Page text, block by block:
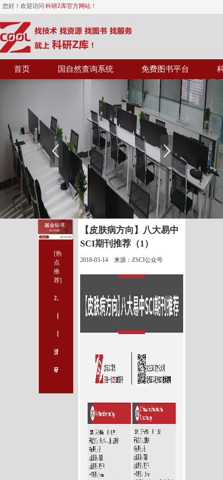
您好！欢迎访问 科研Z库官方网站 ！
首页 国自然查询系统 免费图书平台
[热
点
推
荐]
2018年度湖南省创新性项目申报工作有关事项
【皮肤病方向】八大易中
SCI期刊推荐（1）
2018-03-14 来源：ZSCI公众号